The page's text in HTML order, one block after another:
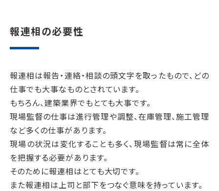
報連相の必要性
報連相は報告・連絡・相談の頭文字を取ったもので、どの
仕事でも大事なものとされています。
もちろん、建築業界でもとても大事です。
現場監督の仕事は進行管理や調整、在庫管理、施工管理
など多くの仕事があります。
現場の状況は変化することも多く、現場監督は常に全体
を把握する必要があります。
そのために報連相はとても大切です。
また報連相は上司と部下をつなぐ意味を持っています。